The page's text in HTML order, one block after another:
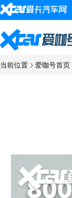
当前位置 爱咖号首页